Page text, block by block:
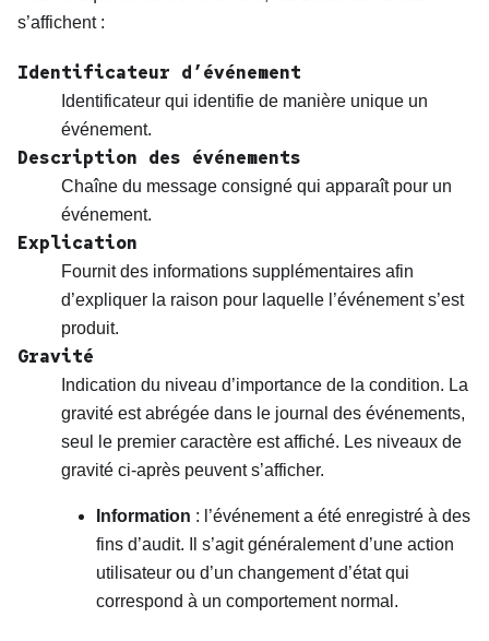
s’affichent :
Identificateur d’événement
Identificateur qui identifie de manière unique un
événement.
Description des événements
Chaîne du message consigné qui apparaît pour un
événement.
Explication
Fournit des informations supplémentaires afin
d’expliquer la raison pour laquelle l’événement s’est
produit.
Gravité
Indication du niveau d’importance de la condition. La
gravité est abrégée dans le journal des événements,
seul le premier caractère est affiché. Les niveaux de
gravité ci-après peuvent s’afficher.
Information : l’événement a été enregistré à des
fins d’audit. Il s’agit généralement d’une action
utilisateur ou d’un changement d’état qui
correspond à un comportement normal.